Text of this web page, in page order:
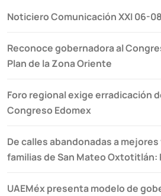
Noticiero Comunicación XXI 06-
Reconoce gobernadora al
Plan de la Zona Oriente
Foro regional exige erradicación
Congreso Edomex
De calles abandonadas a
familias de San Mateo Oxtotitlán:
UAEMéx presenta modelo de